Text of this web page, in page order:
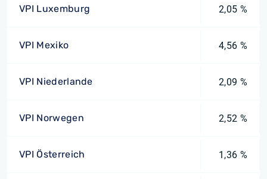
VPI Luxemburg 2,05 %
VPI Mexiko 4,56 %
VPI Niederlande 2,09 %
VPI Norwegen 2,52 %
VPI Österreich 1,36 %